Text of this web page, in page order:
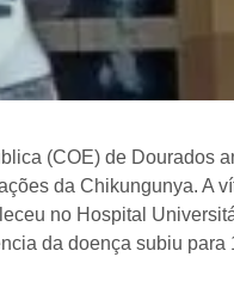
(COE) de Dourados
da Chikungunya. A
no Hospital
da doença subiu